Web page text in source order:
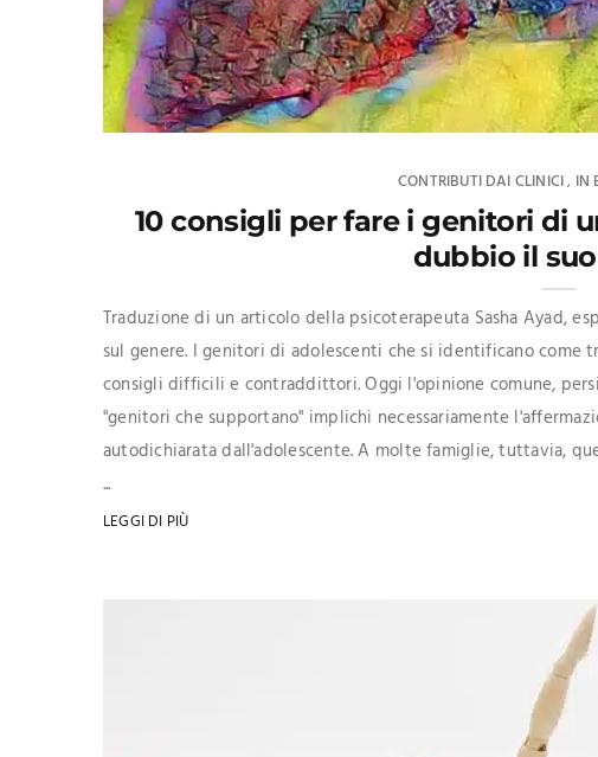
CONTRIBUTI DAI CLINICI, IN
10 consigli per fare i genitori di
dubbio il
Traduzione di un articolo della psicoterapeuta Sasha Ayad,
sul genere. I genitori di adolescenti che si identificano come
consigli difficili e contraddittori. Oggi l'opinione comune,
"genitori che supportano" implichi necessariamente
autodichiarata dall'adolescente. A molte famiglie, tuttavia,
...
LEGGI DI PIÙ